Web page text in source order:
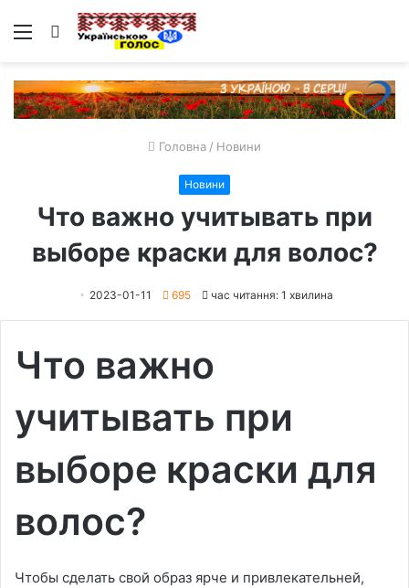
Меню Пошук
Головна / Новини
Новини
Что важно учитывать при
выборе краски для волос?
2023-01-11 695 час читання: 1 хвилина
Что важно
учитывать при
выборе краски для
волос?
Чтобы сделать свой образ ярче и привлекательней,